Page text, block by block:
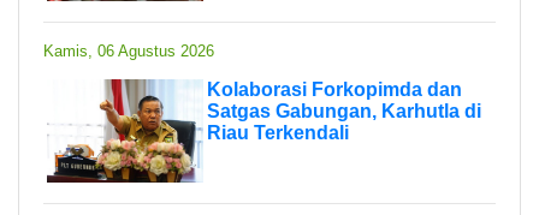
Kamis, 06 Agustus 2026
Kolaborasi Forkopimda dan
Satgas Gabungan, Karhutla di
Riau Terkendali